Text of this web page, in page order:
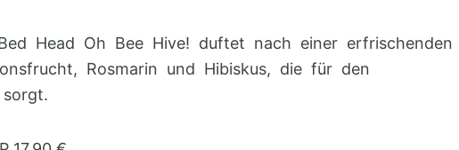
Head Oh Bee Hive! duftet nach einer erfrischenden
Rosmarin und Hibiskus, die für den
sorgt.